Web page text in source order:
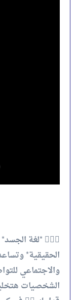
💁🏻‍♀️ *لغة
الحقيقية*
والاجتماعي
الشخصيات